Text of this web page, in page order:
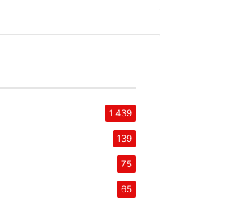
1.439
139
75
65